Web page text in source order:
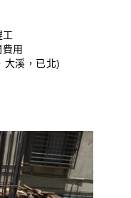
用
大溪，已北)